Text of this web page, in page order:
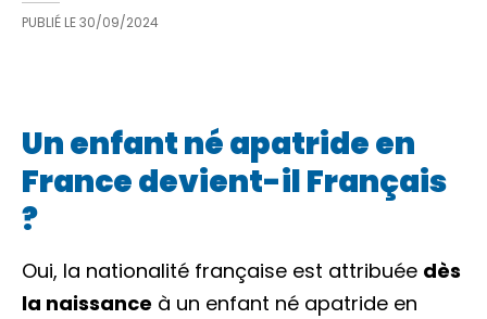
PUBLIÉ LE30/09/2024
Un enfant né apatride en
France devient-il Français
?
Oui, la nationalité française est attribuée dès
la naissance à un enfant né apatride en